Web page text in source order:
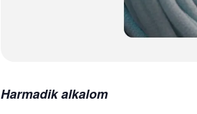
Harmadik alkalom